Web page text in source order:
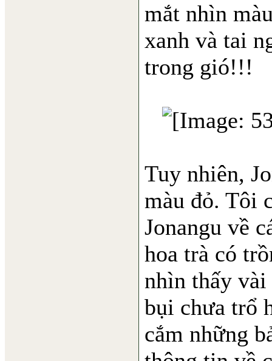
mắt nhìn
xanh và tai
trong gió!!!
Tuy nhiên,
màu đỏ. Tôi
Jonangu về
hoa trà có
nhìn thấy
bụi chưa trổ
cắm những